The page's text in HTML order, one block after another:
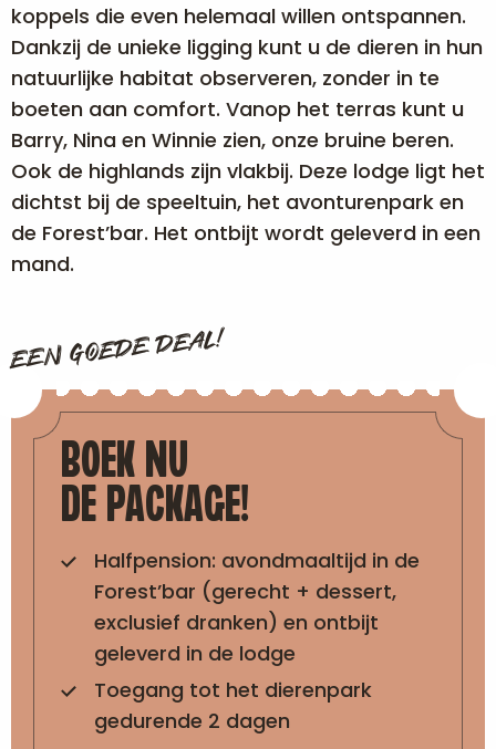
koppels die even helemaal willen ontspannen.
Dankzij de unieke ligging kunt u de dieren in hun
natuurlijke habitat observeren, zonder in te
boeten aan comfort. Vanop het terras kunt u
Barry, Nina en Winnie zien, onze bruine beren.
Ook de highlands zijn vlakbij. Deze lodge ligt het
dichtst bij de speeltuin, het avonturenpark en
de Forest’bar. Het ontbijt wordt geleverd in een
mand.
EEN GOEDE DEAL!
BOEK NU
DE PACKAGE!
Halfpension: avondmaaltijd in de
Forest’bar (gerecht + dessert,
exclusief dranken) en ontbijt
geleverd in de lodge
Toegang tot het dierenpark
gedurende 2 dagen